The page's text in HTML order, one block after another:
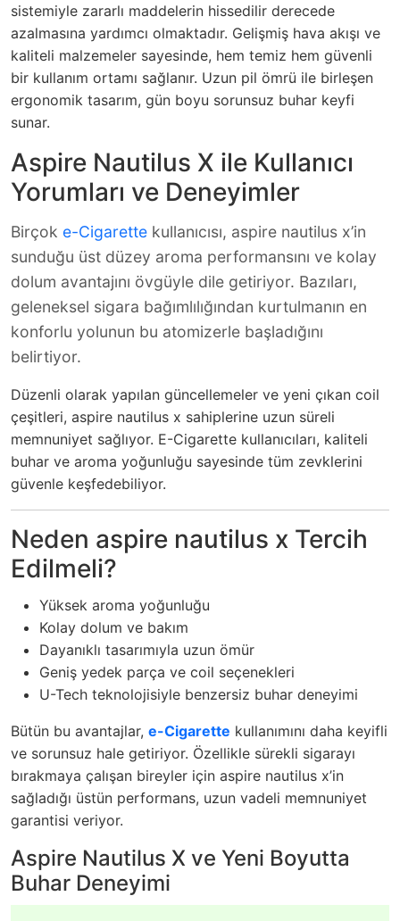
sistemiyle zararlı maddelerin hissedilir derecede
azalmasına yardımcı olmaktadır. Gelişmiş hava akışı ve
kaliteli malzemeler sayesinde, hem temiz hem güvenli
bir kullanım ortamı sağlanır. Uzun pil ömrü ile birleşen
ergonomik tasarım, gün boyu sorunsuz buhar keyfi
sunar.
Aspire Nautilus X ile Kullanıcı
Yorumları ve Deneyimler
Birçok e-Cigarette kullanıcısı, aspire nautilus x’in
sunduğu üst düzey aroma performansını ve kolay
dolum avantajını övgüyle dile getiriyor. Bazıları,
geleneksel sigara bağımlılığından kurtulmanın en
konforlu yolunun bu atomizerle başladığını
belirtiyor.
Düzenli olarak yapılan güncellemeler ve yeni çıkan coil
çeşitleri, aspire nautilus x sahiplerine uzun süreli
memnuniyet sağlıyor. E-Cigarette kullanıcıları, kaliteli
buhar ve aroma yoğunluğu sayesinde tüm zevklerini
güvenle keşfedebiliyor.
Neden aspire nautilus x Tercih
Edilmeli?
Yüksek aroma yoğunluğu
Kolay dolum ve bakım
Dayanıklı tasarımıyla uzun ömür
Geniş yedek parça ve coil seçenekleri
U-Tech teknolojisiyle benzersiz buhar deneyimi
Bütün bu avantajlar, e-Cigarette kullanımını daha keyifli
ve sorunsuz hale getiriyor. Özellikle sürekli sigarayı
bırakmaya çalışan bireyler için aspire nautilus x’in
sağladığı üstün performans, uzun vadeli memnuniyet
garantisi veriyor.
Aspire Nautilus X ve Yeni Boyutta
Buhar Deneyimi